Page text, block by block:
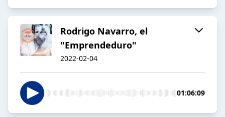
Rodrigo Navarro, el
"Emprendeduro"
2022-02-04
01:06:09